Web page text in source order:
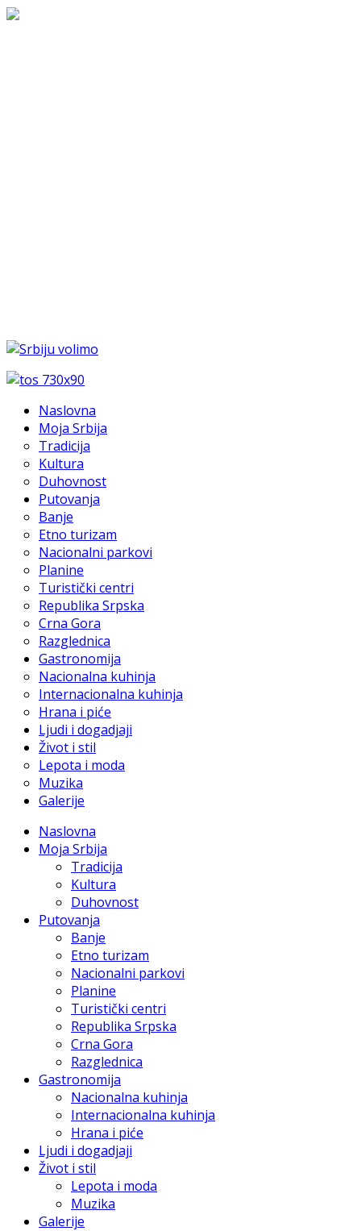
Naslovna
Moja Srbija
Tradicija
Kultura
Duhovnost
Putovanja
Banje
Etno turizam
Nacionalni parkovi
Planine
Turistički centri
Republika Srpska
Crna Gora
Razglednica
Gastronomija
Nacionalna kuhinja
Internacionalna kuhinja
Hrana i piće
Ljudi i dogadjaji
Život i stil
Lepota i moda
Muzika
Galerije
Naslovna
Moja Srbija
Tradicija
Kultura
Duhovnost
Putovanja
Banje
Etno turizam
Nacionalni parkovi
Planine
Turistički centri
Republika Srpska
Crna Gora
Razglednica
Gastronomija
Nacionalna kuhinja
Internacionalna kuhinja
Hrana i piće
Ljudi i dogadjaji
Život i stil
Lepota i moda
Muzika
Galerije